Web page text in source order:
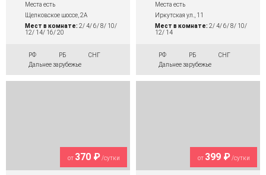
Места есть
Щелковское шоссе, 2А
Мест в комнате: 2/ 4/ 6/ 8/ 10/
12/ 14/ 16/ 20
РФ РБ
СНГ
Дальнее зарубежье
Места есть
Иркутская ул., 11
Мест в комнате: 2/ 4/ 6/ 8/ 10/
12/ 14
РФ РБ
СНГ
Дальнее зарубежье
от 370 ₽ /сутки от 399 ₽ /сутки